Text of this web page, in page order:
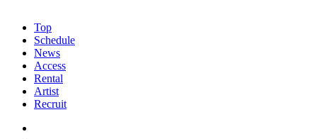
Top
Schedule
News
Access
Rental
Artist
Recruit